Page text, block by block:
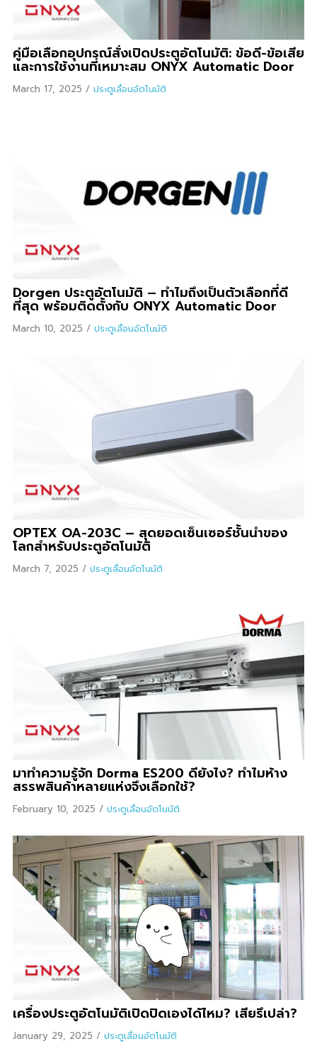
คู่มือเลือกอุปกรณ์สั่งเปิดประตูอัตโนมัติ: ข้อดี-ข้อเสีย
และการใช้งานที่เหมาะสม ONYX Automatic Door
March 17, 2025 / ประตูเลื่อนอัตโนมัติ
Dorgen ประตูอัตโนมัติ – ทำไมถึงเป็นตัวเลือกที่ดี
ที่สุด พร้อมติดตั้งกับ ONYX Automatic Door
March 10, 2025 / ประตูเลื่อนอัตโนมัติ
OPTEX OA-203C – สุดยอดเซ็นเซอร์ชั้นนำของ
โลกสำหรับประตูอัตโนมัติ
March 7, 2025 / ประตูเลื่อนอัตโนมัติ
มาทำความรู้จัก Dorma ES200 ดียังไง? ทำไมห้าง
สรรพสินค้าหลายแห่งจึงเลือกใช้?
February 10, 2025 / ประตูเลื่อนอัตโนมัติ
เครื่องประตูอัตโนมัติเปิดปิดเองได้ไหม? เสียรึเปล่า?
January 29, 2025 / ประตูเลื่อนอัตโนมัติ